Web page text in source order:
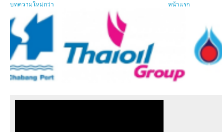
บทความใหม่กว่า หน้าแรก